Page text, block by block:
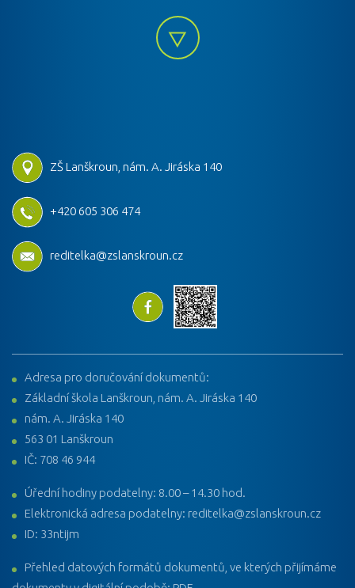
ZŠ Lanškroun, nám. A. Jiráska 140
+420 605 306 474
reditelka@zslanskroun.cz
Adresa pro doručování dokumentů:
Základní škola Lanškroun, nám. A. Jiráska 140
nám. A. Jiráska 140
563 01 Lanškroun
IČ: 708 46 944
Úřední hodiny podatelny: 8.00 – 14.30 hod.
Elektronická adresa podatelny: reditelka@zslanskroun.cz
ID: 33ntijm
Přehled datových formátů dokumentů, ve kterých přijímáme